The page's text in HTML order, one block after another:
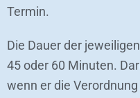
Termin.
Die Dauer der
45 oder 60 Minuten.
wenn er die